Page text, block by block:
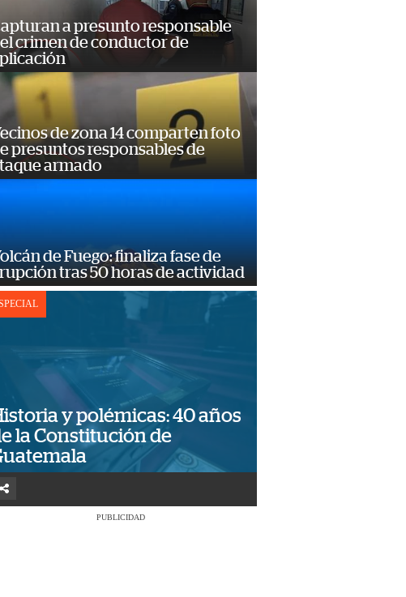
a presunto responsable
crimen de conductor de
de zona 14 comparten foto
presuntos responsables de
armado
de Fuego: finaliza fase de
tras 50 horas de actividad
y polémicas: 40 años
la Constitución de
PUBLICIDAD